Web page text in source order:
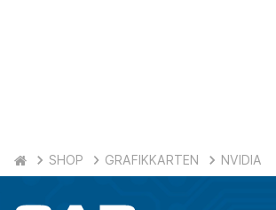
SHOP GRAFIKKARTEN NVIDIA